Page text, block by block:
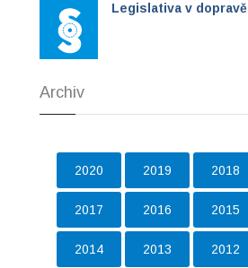
Legislativa v dopravě
Archiv
2020 2019 2018
2017 2016 2015
2014 2013 2012